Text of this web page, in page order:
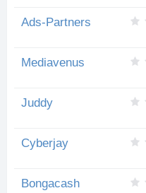
Ads-Partners
Mediavenus
Juddy
Cyberjay
Bongacash